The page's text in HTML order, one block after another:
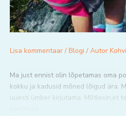
Lisa kommentaar / Blogi / Autor
Ma just ennist olin lõpetamas oma
kokku ja kadusid mõned lõigud ära.
uuesti ümber kirjutama. Mõtlesin,et